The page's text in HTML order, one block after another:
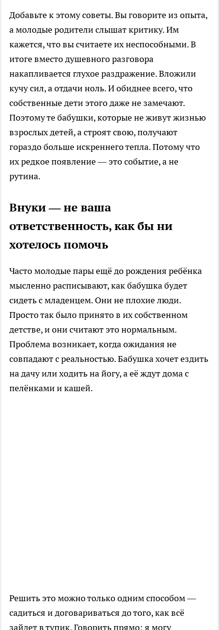
Добавьте к этому советы. Вы говорите из опыта,
а молодые родители слышат критику. Им
кажется, что вы считаете их неспособными. В
итоге вместо душевного разговора
накапливается глухое раздражение. Вложили
кучу сил, а отдачи ноль. И обиднее всего, что
собственные дети этого даже не замечают.
Поэтому те бабушки, которые не живут жизнью
взрослых детей, а строят свою, получают
гораздо больше искреннего тепла. Потому что
их редкое появление — это событие, а не
рутина.
Внуки — не ваша
ответственность, как бы ни
хотелось помочь
Часто молодые пары ещё до рождения ребёнка
мысленно расписывают, как бабушка будет
сидеть с младенцем. Они не плохие люди.
Просто так было принято в их собственном
детстве, и они считают это нормальным.
Проблема возникает, когда ожидания не
совпадают с реальностью. Бабушка хочет ездить
на дачу или ходить на йогу, а её ждут дома с
пелёнками и кашей.
Решить это можно только одним способом —
садиться и договариваться до того, как всё
зайдет в тупик. Говорить прямо: я могу